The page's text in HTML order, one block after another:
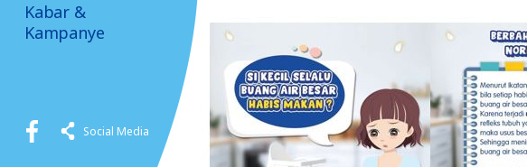
Kabar &
Kampanye
Social Media